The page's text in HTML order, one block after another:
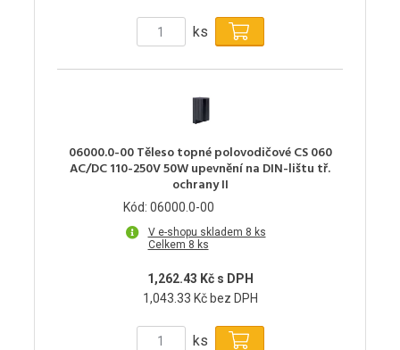
ks
06000.0-00 Těleso topné polovodičové CS 060
AC/DC 110-250V 50W upevnění na DIN-lištu tř.
ochrany II
Kód: 06000.0-00
V e-shopu skladem 8 ks
Celkem 8 ks
1,262.43 Kč s DPH
1,043.33 Kč bez DPH
ks